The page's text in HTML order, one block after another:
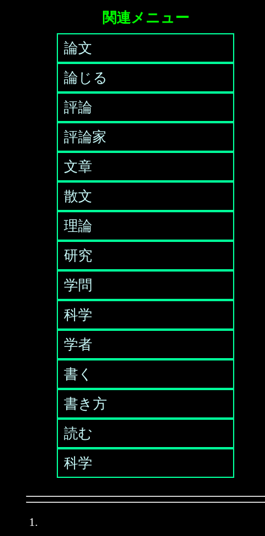
関連メニュー
論文
論じる
評論
評論家
文章
散文
理論
研究
学問
科学
学者
書く
書き方
読む
科学
1.